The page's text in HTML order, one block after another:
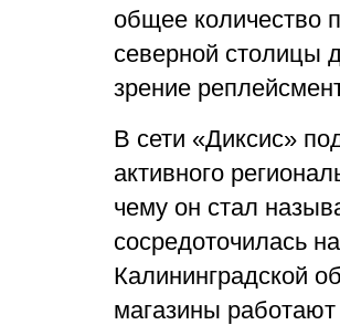
общее количество
северной столицы
зрение
В сети «Диксис»
активного
чему он стал
сосредоточилась
Калининградской
магазины